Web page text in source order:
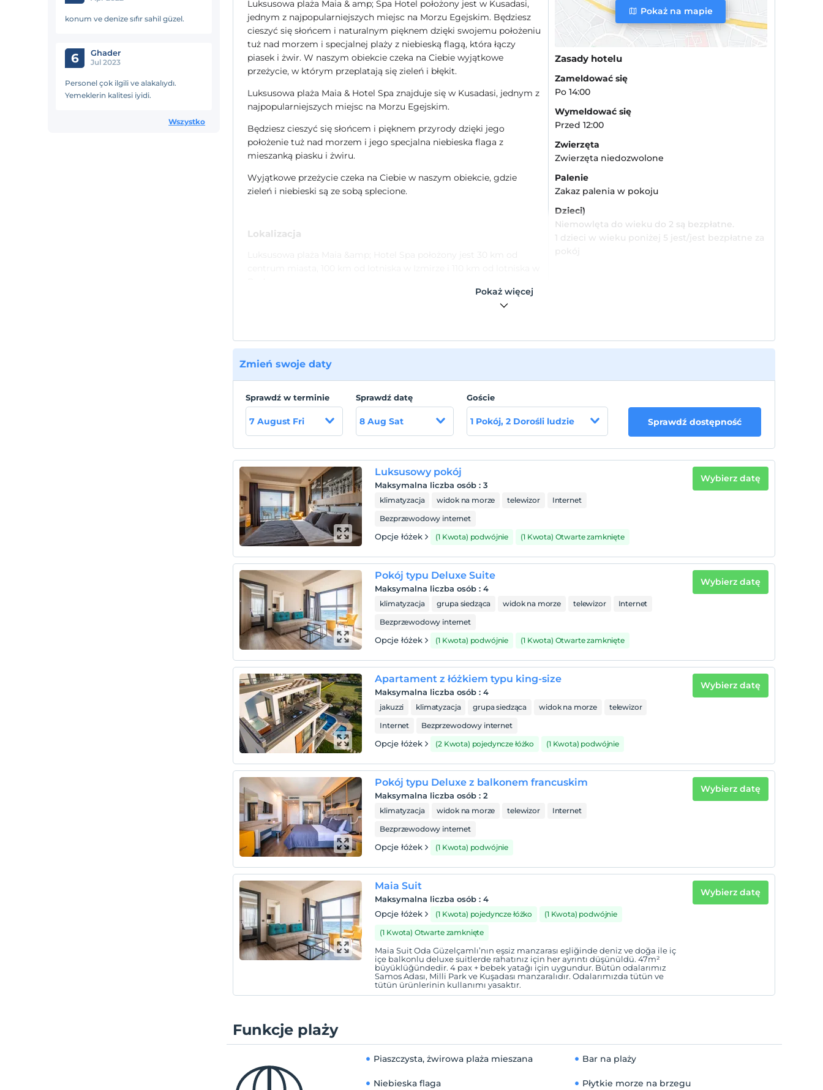
konum ve denize sıfır sahil güzel.
6 Ghader
Jul 2023
Personel çok ilgili ve alakalıydı.
Yemeklerin kalitesi iyidi.
Wszystko
Luksusowa plaża Maia & amp; Spa Hotel położony jest w Kusadasi,
jednym z najpopularniejszych miejsc na Morzu Egejskim. Będziesz
cieszyć się słońcem i naturalnym pięknem dzięki swojemu położeniu
tuż nad morzem i specjalnej plaży z niebieską flagą, która łączy
piasek i żwir. W naszym obiekcie czeka na Ciebie wyjątkowe
przeżycie, w którym przeplatają się zieleń i błękit.
Luksusowa plaża Maia & Hotel Spa znajduje się w Kusadasi, jednym z
najpopularniejszych miejsc na Morzu Egejskim.
Będziesz cieszyć się słońcem i pięknem przyrody dzięki jego
położenie tuż nad morzem i jego specjalna niebieska flaga z
mieszanką piasku i żwiru.
Wyjątkowe przeżycie czeka na Ciebie w naszym obiekcie, gdzie
zieleń i niebieski są ze sobą splecione.
Lokalizacja
Pokaż na mapie
Zasady hotelu
Zameldować się
Po 14:00
Wymeldować się
Przed 12:00
Zwierzęta
Zwierzęta niedozwolone
Palenie
Zakaz palenia w pokoju
Dzieci)
Niemowlęta do wieku do 2 są bezpłatne.
1 dzieci w wieku poniżej 5 jest/jest bezpłatne za
Pokaż więcej
Zmień swoje daty
Sprawdź w terminie
7 August Fri
Sprawdź datę
8 Aug Sat
Goście
1 Pokój, 2 Dorośli ludzie Sprawdź dostępność
Luksusowy pokój
Maksymalna liczba osób :3
klimatyzacja widok na morze telewizor
Internet
Bezprzewodowy internet
Opcje łóżek (1 Kwota) podwójnie (1 Kwota) Otwarte zamknięte
Wybierz datę
Pokój typu Deluxe Suite
Maksymalna liczba osób :4
klimatyzacja grupa siedząca widok na morze telewizor
Internet
Bezprzewodowy internet
Opcje łóżek (1 Kwota) podwójnie (1 Kwota) Otwarte zamknięte
Wybierz datę
Apartament z łóżkiem typu king-size
Maksymalna liczba osób :4
jakuzzi klimatyzacja grupa siedząca widok na morze
telewizor
Internet
Bezprzewodowy internet
Opcje łóżek (2 Kwota) pojedyncze łóżko (1 Kwota) podwójnie
Wybierz datę
Pokój typu Deluxe z balkonem francuskim
Maksymalna liczba osób :2
klimatyzacja widok na morze telewizor
Internet
Bezprzewodowy internet
Opcje łóżek (1 Kwota) podwójnie
Wybierz datę
Maia Suit
Maksymalna liczba osób :4
Opcje łóżek
(1 Kwota) pojedyncze łóżko
(1 Kwota) podwójnie
(1 Kwota) Otwarte zamknięte
Maia Suit Oda Güzelçamlı’nın eşsiz manzarası eşliğinde deniz ve doğa ile iç
içe balkonlu deluxe suitlerde rahatınız için her ayrıntı düşünüldü. 47m²
büyüklüğündedir. 4 pax + bebek yatağı için uygundur. Bütün odalarımız
Samos Adası, Milli Park ve Kuşadası manzaralıdır. Odalarımızda tütün ve
tütün ürünlerinin kullanımı yasaktır.
Wybierz datę
Funkcje plaży
Piaszczysta, żwirowa plaża mieszana Bar na plaży
Niebieska flaga Płytkie morze na brzegu